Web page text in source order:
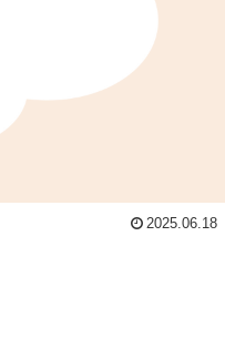
2025.06.18